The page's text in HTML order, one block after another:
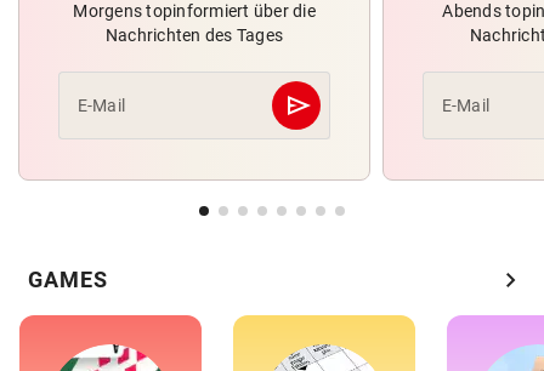
Morgens topinformiert über die
Nachrichten des Tages
E-Mail send
Abschicken
Abends
E-Mail
GAMES chevron_right